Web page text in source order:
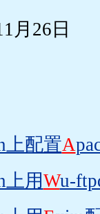
月26日
上配置A
上用Wu-